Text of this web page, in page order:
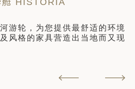
舱 HISTORIA
游轮，为您提供最舒适的环境
风格的家具营造出当地而又现